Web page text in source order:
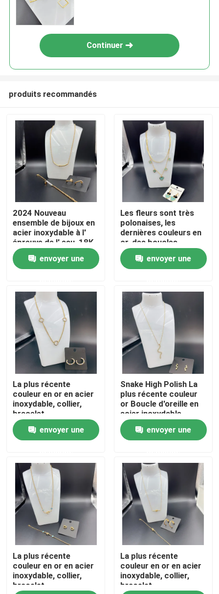
Maison
Produits
A propos de nous
Visite d'usine
Contrôle de qualité
Contactez-nous
Nouvelles
Cas
Bracelet en acier inoxydable en stock
Collier en acier inoxydable en stock
Continuer
produits recommandés
2024 Nouveau
ensemble de bijoux en
acier inoxydable à l'
épreuve de l' eau, 18K
or, cadeau de luxe, en
gros
envoyer une
Les fleurs sont très
polonaises, les
dernières couleurs en
or, des boucles
d'oreilles en acier
inoxydable, des
colliers, des bracelets
envoyer une
La plus récente
couleur en or en acier
inoxydable, collier,
bracelet
envoyer une
Snake High Polish La
plus récente couleur
or Boucle d'oreille en
acier inoxydable,
Collier, Bracelet pour
Dame envoyer une
La plus récente
couleur en or en acier
inoxydable, collier,
bracelet
La plus récente
couleur en or en acier
inoxydable, collier,
bracelet